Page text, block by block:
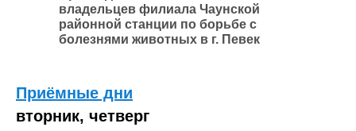
владельцев филиала Чаунской
районной станции по борьбе с
болезнями животных в г. Певек
Приёмные дни
вторник, четверг